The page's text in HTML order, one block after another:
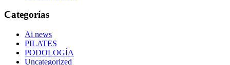
Categorías
Ai news
PILATES
PODOLOGÍA
Uncategorized